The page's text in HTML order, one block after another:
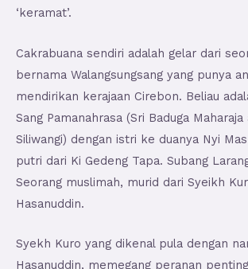
‘keramat’.
Cakrabuana sendiri adalah gelar dari
bernama Walangsungsang yang punya
mendirikan kerajaan Cirebon. Beliau
Sang Pamanahrasa (Sri Baduga Maharaja
Siliwangi) dengan istri ke duanya Nyi
putri dari Ki Gedeng Tapa. Subang
Seorang muslimah, murid dari Syeikh
Hasanuddin.
Syekh Kuro yang dikenal pula dengan
Hasanuddin, memegang peranan